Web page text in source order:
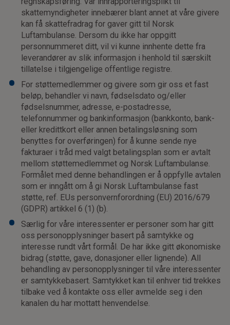
skattemyndigheter innebærer blant annet at våre givere
kan få skattefradrag for gaver gitt til Norsk
Luftambulanse. Dersom du ikke har oppgitt
personnummeret ditt, vil vi kunne innhente dette fra
leverandører av slik informasjon i henhold til særskilt
tillatelse i tilgjengelige offentlige registre.
For støttemedlemmer og givere som gir oss et fast
beløp, behandler vi navn, fødselsdato og/eller
fødselsnummer, adresse, e-postadresse,
telefonnummer og bankinformasjon (bankkonto, bank-
eller kredittkort eller annen betalingsløsning som
benyttes for overføringen) for å kunne sende nye
fakturaer i tråd med valgt betalingsplan som er avtalt
mellom støttemedlemmet og Norsk Luftambulanse.
Formålet med denne behandlingen er å oppfylle avtalen
som er inngått om å gi Norsk Luftambulanse fast
støtte, ref. EUs personvernforordning (EU) 2016/679
(GDPR) artikkel 6 (1) (b).
Særlig for våre interessenter er personer som har gitt
oss personopplysninger basert på samtykke og
interesse rundt vårt formål. De har ikke gitt økonomiske
bidrag (støtte, gave, donasjoner eller lignende). All
behandling av personopplysninger til våre interessenter
er samtykkebasert. Samtykket kan til enhver tid trekkes
tilbake ved å kontakte oss eller avmelde seg i den
kanalen du har mottatt henvendelse.